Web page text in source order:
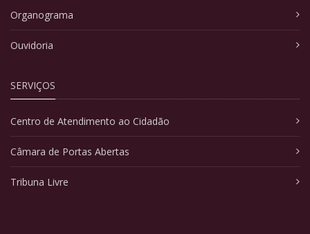
Organograma
Ouvidoria
SERVIÇOS
Centro de Atendimento ao Cidadão
Câmara de Portas Abertas
Tribuna Livre